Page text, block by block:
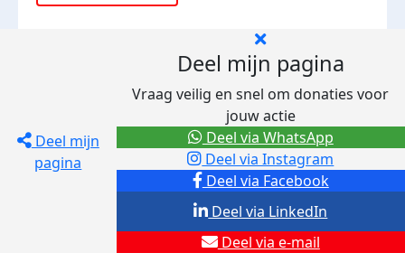
Deel mijn
pagina
Deel mijn pagina
Vraag veilig en snel om donaties voor
jouw actie
Deel via Facebook
Deel via Instagram
Deel via e-mail
Deel via LinkedIn
Deel via WhatsApp